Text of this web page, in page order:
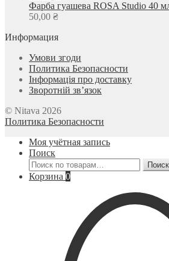
Фарба гуашева ROSA Studio 40
50,00 ₴
Информация
Умови згоди
Политика Безопасности
Інформація про доставку
Зворотній зв’язок
© Nitava 2026
Политика Безопасности
Моя учётная запись
Поиск
Искать:
Поиск
Корзина 0